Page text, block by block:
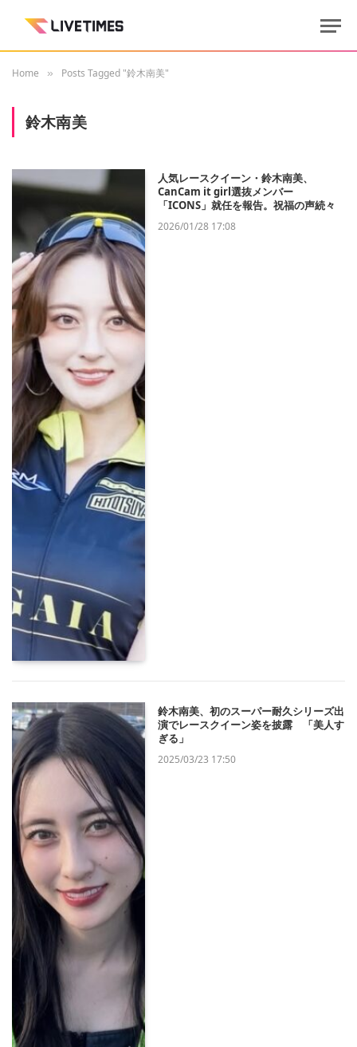
Home » Posts Tagged "鈴木南美"
鈴木南美
人気レースクイーン・鈴木南美、
CanCam it girl選抜メンバー
「ICONS」就任を報告。祝福の声続々
2026/01/28 17:08
鈴木南美、初のスーパー耐久シリーズ出
演でレースクイーン姿を披露 「美人す
ぎる」
2025/03/23 17:50